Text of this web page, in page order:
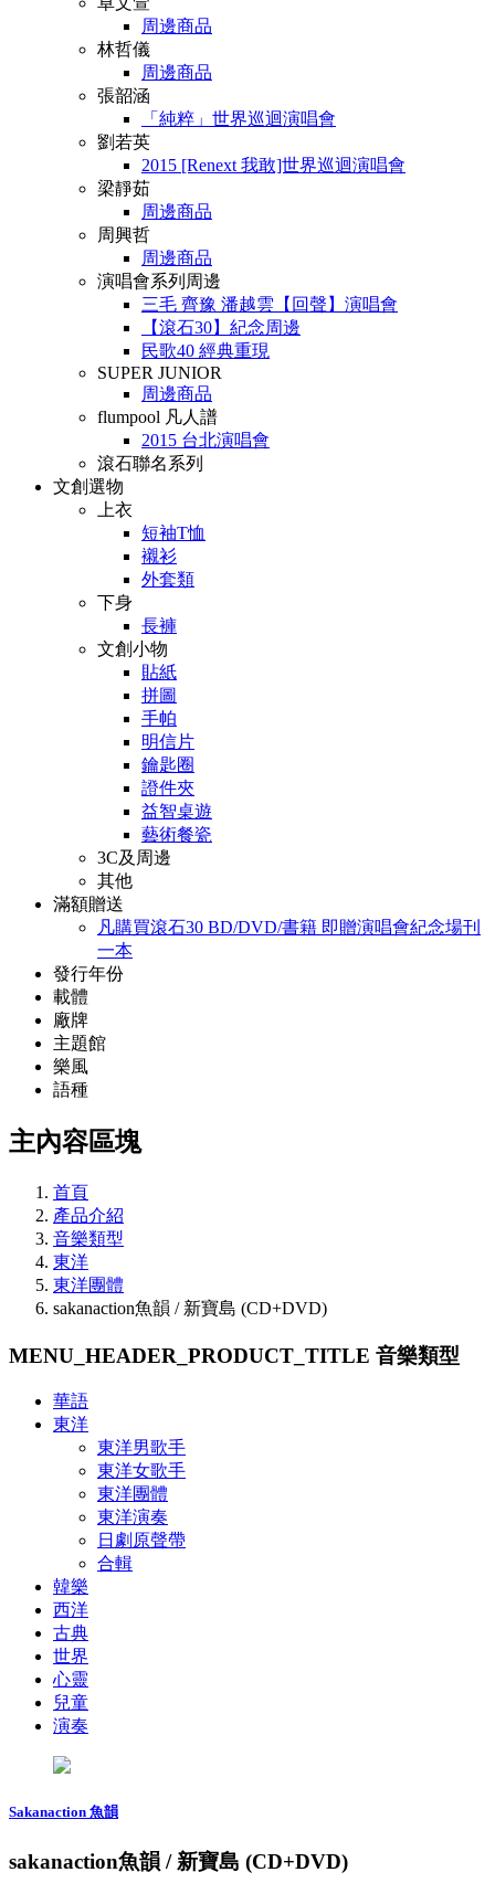
周邊商品
林哲儀
周邊商品
張韶涵
「純粹」世界巡迴演唱會
劉若英
2015 [Renext 我敢]世界巡迴演唱會
梁靜茹
周邊商品
周興哲
周邊商品
演唱會系列周邊
三毛 齊豫 潘越雲【回聲】演唱會
【滾石30】紀念周邊
民歌40 經典重現
SUPER JUNIOR
周邊商品
flumpool 凡人譜
2015 台北演唱會
滾石聯名系列
文創選物
上衣
短袖T恤
襯衫
外套類
下身
長褲
文創小物
貼紙
拼圖
手帕
明信片
鑰匙圈
證件夾
益智桌遊
藝術餐瓷
3C及周邊
其他
滿額贈送
凡購買滾石30 BD/DVD/書籍 即贈演唱會紀念場刊
一本
發行年份
載體
廠牌
主題館
樂風
語種
主內容區塊
首頁
產品介紹
音樂類型
東洋
東洋團體
sakanaction魚韻 / 新寶島 (CD+DVD)
MENU_HEADER_PRODUCT_TITLE 音樂類型
華語
東洋
東洋男歌手
東洋女歌手
東洋團體
東洋演奏
日劇原聲帶
合輯
韓樂
西洋
古典
世界
心靈
兒童
演奏
Sakanaction 魚韻
sakanaction魚韻 / 新寶島 (CD+DVD)